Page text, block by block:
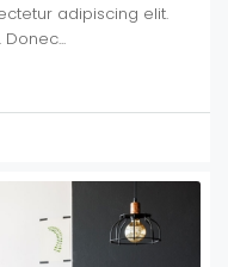
adipiscing elit.